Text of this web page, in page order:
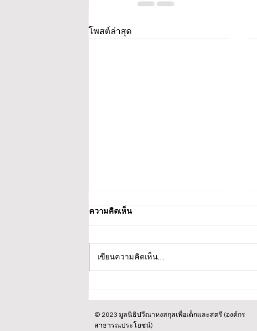
โพสต์ล่าสุด
สตรี ขอแสดงความเสียใจอย่าง
สุดซึ้ง จากเหตุการณ์ที่โรงเรียน
ความคิดเห็น
เขียนความคิดเห็น…
© 2023 มูลนิธิปวีณาหงสกุลเพื่อเด็กและสตรี (องค์กร
สาธารณประโยชน์)